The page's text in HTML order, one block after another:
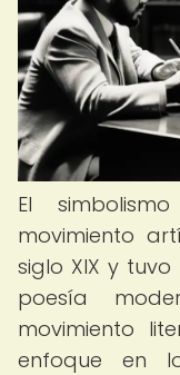
El
movimiento
siglo XIX y
poesía
movimiento
enfoque en